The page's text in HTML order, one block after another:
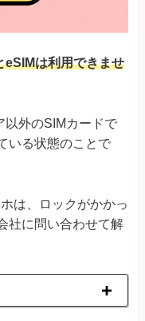
ズ
く
eSIMは利用できませ
以外のSIMカードで
いる状態のことで
は、ロックがかかっ
社に問い合わせて解